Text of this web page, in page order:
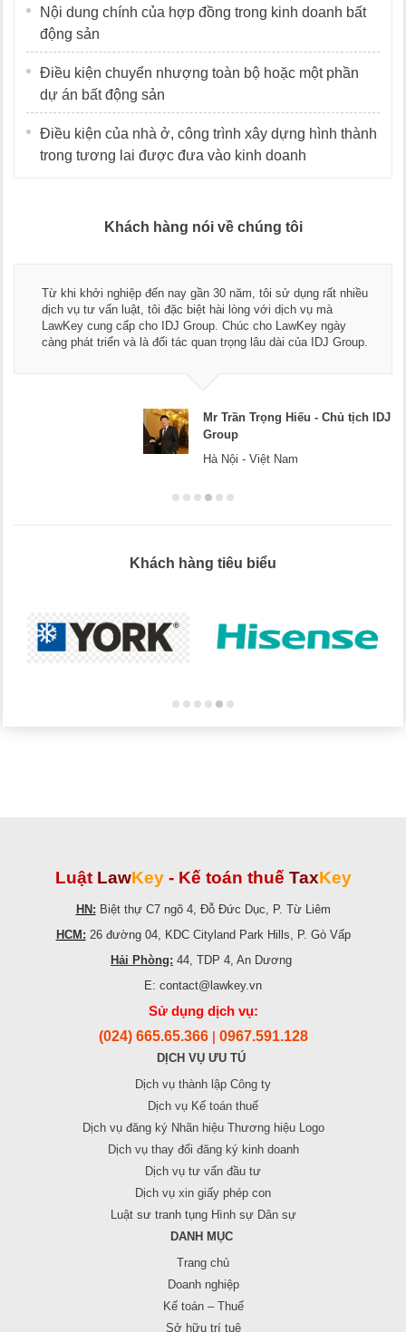
Nội dung chính của hợp đồng trong kinh doanh bất
động sản
Điều kiện chuyển nhượng toàn bộ hoặc một phần
dự án bất động sản
Điều kiện của nhà ở, công trình xây dựng hình thành
trong tương lai được đưa vào kinh doanh
Khách hàng nói về chúng tôi
Thay mặt Công ty Dương Cafe, tôi xin chân thành cảm ơn đội
ngũ luật sư, kế toán của LawKey. Thực sự yên tâm khi sử
dụng dịch vụ tư vấn pháp luật và kế toán thuế bên các bạn.
Chúc các bạn phát triển hơn, phục vụ tốt hơn cho cộng đồng
Mr Dương - CEO Dương Cafe
Hà Nội
Khách hàng tiêu biểu
Luật LawKey - Kế toán thuế TaxKey
HN: Biệt thự C7 ngõ 4, Đỗ Đức Dục, P. Từ Liêm
HCM: 26 đường 04, KDC Cityland Park Hills, P. Gò Vấp
Hải Phòng: 44, TDP 4, An Dương
E: contact@lawkey.vn
Sử dụng dịch vụ:
(024) 665.65.366 0967.591.128
DỊCH VỤ ƯU TÚ
Dịch vụ thành lập Công ty
Dịch vụ Kế toán thuế
Dịch vụ đăng ký Nhãn hiệu Thương hiệu Logo
Dịch vụ thay đổi đăng ký kinh doanh
Dịch vụ tư vấn đầu tư
Dịch vụ xin giấy phép con
Luật sư tranh tụng Hình sự Dân sự
DANH MỤC
Trang chủ
Doanh nghiệp
Kế toán – Thuế
Sở hữu trí tuệ